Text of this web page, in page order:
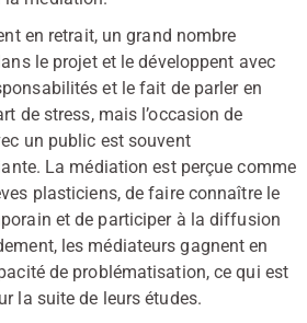
en retrait, un grand nombre
le projet et le développent avec
et le fait de parler en
de stress, mais l’occasion de
un public est souvent
La médiation est perçue comme
plasticiens, de faire connaître le
et de participer à la diffusion
les médiateurs gagnent en
de problématisation, ce qui est
la suite de leurs études.